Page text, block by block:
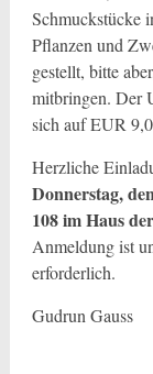
Schmuckstücke
Pflanzen und
gestellt, bitte
mitbringen. Der
sich auf EUR
Herzliche
Donnerstag,
108 im Haus
Anmeldung ist
erforderlich.
Gudrun Gauss